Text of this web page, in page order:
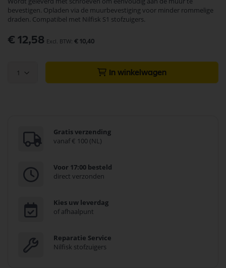
bevestigen. Opladen via de muurbevestiging voor minder rommelige
draden. Compatibel met Nilfisk S1 stofzuigers.
€ 12,58 € 10,40
1 In winkelwagen
Gratis verzending
vanaf € 100 (NL)
Voor 17:00 besteld
direct verzonden
Kies uw leverdag
of afhaalpunt
Reparatie Service
Nilfisk stofzuigers
afbeeldingen-
gallerij